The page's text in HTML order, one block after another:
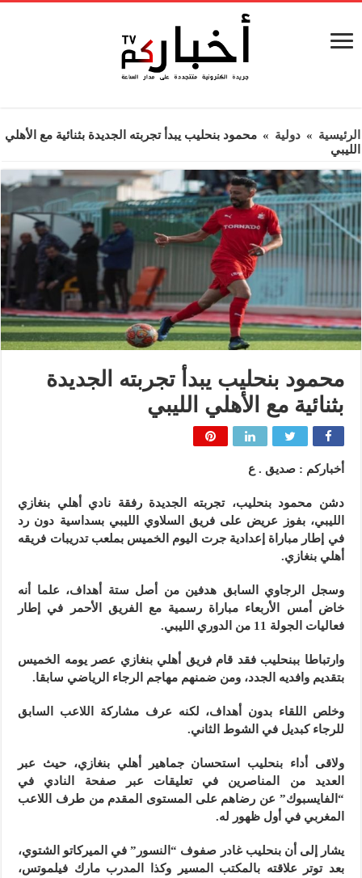
الرئيسية » دولية » محمود بنحليب يبدأ تجربته الجديدة بثنائية مع الأهلي
الليبي
محمود بنحليب يبدأ تجربته الجديدة
بثنائية مع الأهلي الليبي
أخباركم : صديق . ع
دشن محمود بنحليب، تجربته الجديدة رفقة نادي أهلي بنغازي
الليبي، بفوز عريض على فريق السلاوي الليبي بسداسية دون رد
في إطار مباراة إعدادية جرت اليوم الخميس بملعب تدريبات فريقه
أهلي بنغازي.
وسجل الرجاوي السابق هدفين من أصل ستة أهداف، علما أنه
خاض أمس الأربعاء مباراة رسمية مع الفريق الأحمر في إطار
فعاليات الجولة 11 من الدوري الليبي.
وارتباطا ببنحليب فقد قام فريق أهلي بنغازي عصر يومه الخميس
بتقديم وافديه الجدد، ومن ضمنهم مهاجم الرجاء الرياضي سابقا.
وخلص اللقاء بدون أهداف، لكنه عرف مشاركة اللاعب السابق
للرجاء كبديل في الشوط الثاني.
ولاقى أداء بنحليب استحسان جماهير أهلي بنغازي، حيث عبر
العديد من المناصرين في تعليقات عبر صفحة النادي في
“الفايسبوك” عن رضاهم على المستوى المقدم من طرف اللاعب
المغربي في أول ظهور له.
يشار إلى أن بنحليب غادر صفوف “النسور” في الميركاتو الشتوي،
بعد توتر علاقته بالمكتب المسير وكذا المدرب مارك فيلموتس،